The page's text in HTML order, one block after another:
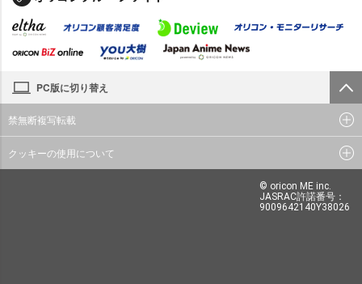
PC版に切り替え
禁無断複写転載
クッキーの使用について
© oricon ME inc.
JASRAC許諾番号：
9009642140Y38026